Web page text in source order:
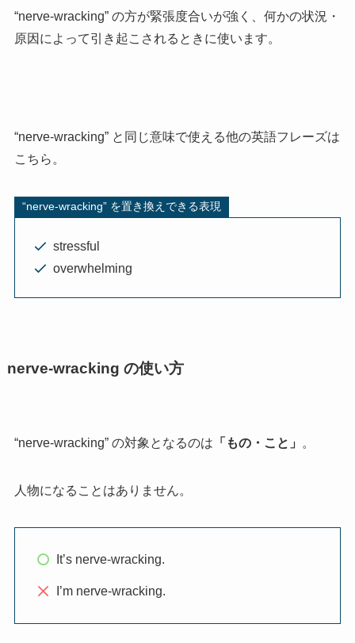
“nerve-wracking” の方が緊張度合いが強く、何かの状況・
原因によって引き起こされるときに使います。
“nerve-wracking” と同じ意味で使える他の英語フレーズは
こちら。
“nerve-wracking” を置き換えできる表現
stressful
overwhelming
nerve-wracking の使い方
“nerve-wracking” の対象となるのは 「もの・こと」 。
人物になることはありません。
It’s nerve-wracking.
I’m nerve-wracking.